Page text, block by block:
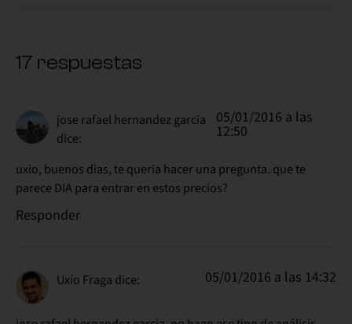
17 respuestas
jose rafael hernandez garcia
dice:
05/01/2016 a las
12:50
uxio, buenos dias, te queria hacer una pregunta. que te
parece DIA para entrar en estos precios?
Responder
Uxío Fraga dice: 05/01/2016 a las 14:32